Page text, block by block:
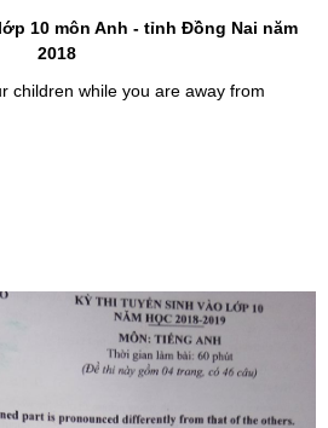
10 môn Anh - tỉnh Đồng Nai năm
2018
children while you are away from